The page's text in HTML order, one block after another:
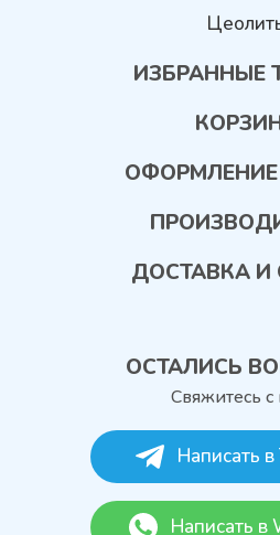
ИЗБРАННЫЕ
ДОСТАВКА И
ОСТАЛИСЬ
Свяжитесь с
Написать
Написать в